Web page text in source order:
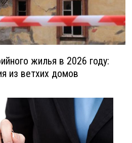
жилья в 2026 году:
из ветхих домов